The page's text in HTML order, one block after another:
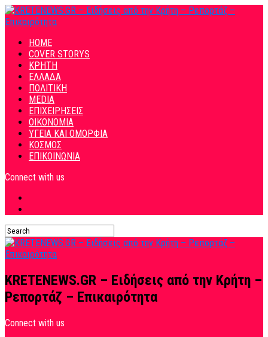
HOME
COVER STORYS
ΚΡΗΤΗ
ΕΛΛΑΔΑ
ΠΟΛΙΤΙΚΗ
MEDIA
ΕΠΙΧΕΙΡΗΣΕΙΣ
ΟΙΚΟΝΟΜΙΑ
ΥΓΕΙΑ ΚΑΙ ΟΜΟΡΦΙΑ
ΚΟΣΜΟΣ
ΕΠΙΚΟΙΝΩΝΙΑ
Connect with us
KRETENEWS.GR – Ειδήσεις από την Κρήτη –
Ρεπορτάζ – Επικαιρότητα
Connect with us